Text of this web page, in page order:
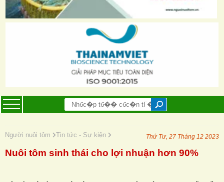
Người nuôi tôm Tin tức - Sự kiện Thứ Tư, 27 Tháng 12 2023
Nuôi tôm sinh thái cho lợi nhuận hơn 90%